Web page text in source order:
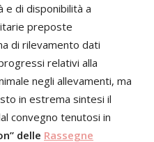
e di disponibilità a
preposte
di rilevamento dati
relativi alla
negli allevamenti, ma
in estrema sintesi il
convegno tenutosi in
delle Rassegne